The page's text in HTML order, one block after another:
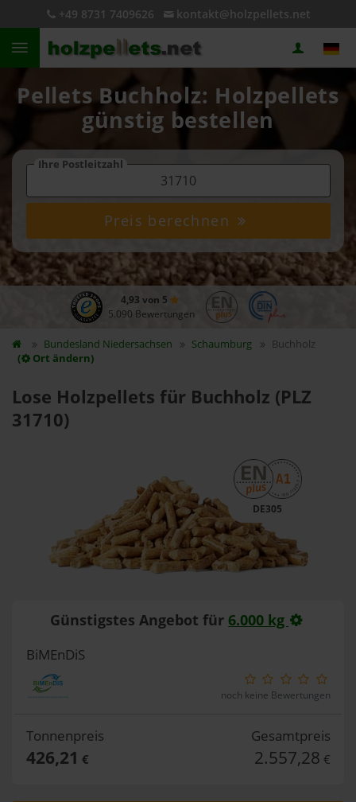
+49 8731 7409626 kontakt@holzpellets.net
Pellets Buchholz: Holzpellets
günstig bestellen
Ihre Postleitzahl
Preis berechnen
4,93 von 5
5.090 Bewertungen
Bundesland Niedersachsen Schaumburg
Buchholz
(
Ort ändern)
Lose Holzpellets für Buchholz (PLZ
31710)
DE305
Günstigstes Angebot für 6.000 kg
BiMEnDiS
noch keine Bewertungen
Tonnenpreis
426,21 €
Gesamtpreis
2.557,28 €